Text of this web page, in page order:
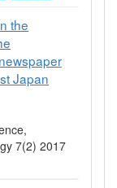
the
Japan
7(2) 2017